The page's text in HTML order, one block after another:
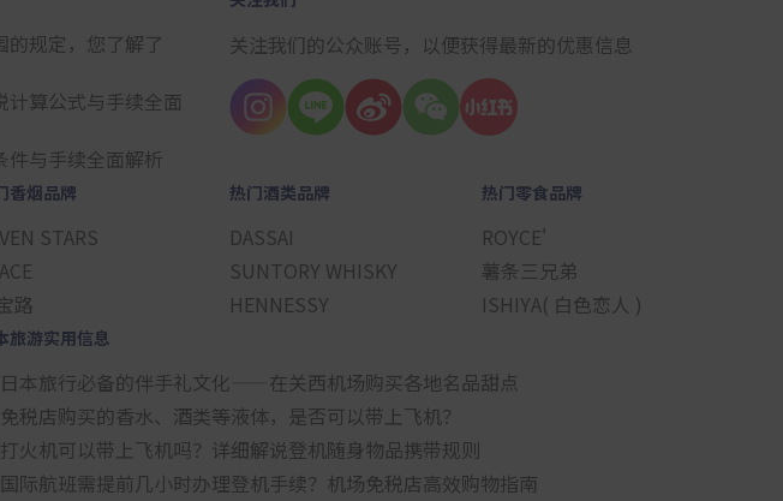
的规定，您了解了
计算公式与手续全面
件与手续全面解析
关注我们的公众账号，以便获得最新的优惠信息
香烟品牌
STARS
路
热门酒类品牌
DASSAI
SUNTORY WHISKY
HENNESSY
热门零食品牌
ROYCE'
薯条三兄弟
ISHIYA( 白色恋人 )
旅游实用信息
本旅行必备的伴手礼文化——在关西机场购买各地名品甜点
税店购买的香水、酒类等液体，是否可以带上飞机？
火机可以带上飞机吗？详细解说登机随身物品携带规则
际航班需提前几小时办理登机手续？机场免税店高效购物指南